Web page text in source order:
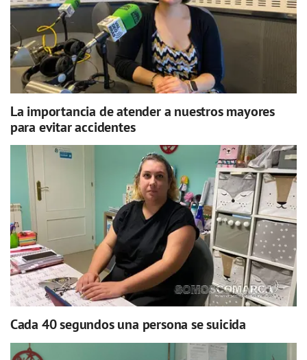
La importancia de atender a nuestros mayores
para evitar accidentes
Cada 40 segundos una persona se suicida